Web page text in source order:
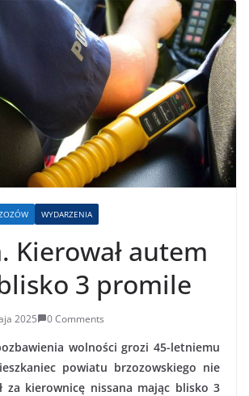
WYDARZENIA
Kierował autem
3 promile
2025 0 Comments
wolności grozi 45-letniemu
powiatu brzozowskiego nie
za kierownicę nissana mając blisko 3